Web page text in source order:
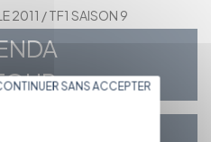
2011 / TF1 SAISON 9
-
2011 / TF1
SANS ACCEPTER